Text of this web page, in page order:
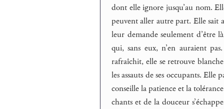
dont elle ignore jusqu’au nom.
peuvent aller autre part. Elle sait
leur demande seulement d’être
qui, sans eux, n’en auraient
rafraîchit, elle se retrouve
les assauts de ses occupants.
conseille la patience et la
chants et de la douceur